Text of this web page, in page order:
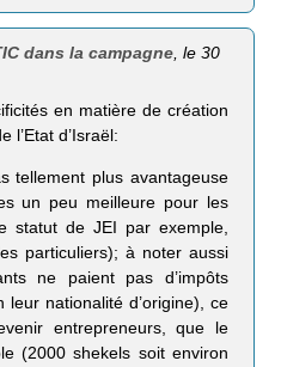
dans la campagne , le 30
en matière de création
l’Etat d’Israël:
tellement plus avantageuse
un peu meilleure pour les
statut de JEI par exemple,
particuliers); à noter aussi
ne paient pas d’impôts
nationalité d’origine), ce
entrepreneurs, que le
(2000 shekels soit environ